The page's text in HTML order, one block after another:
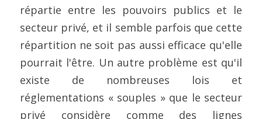
répartie entre les pouvoirs publics et le
secteur privé, et il semble parfois que cette
répartition ne soit pas aussi efficace qu'elle
pourrait l'être. Un autre problème est qu'il
existe de nombreuses lois et
réglementations « souples » que le secteur
privé considère comme des lignes